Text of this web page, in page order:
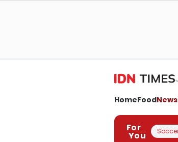
HomeFoodNews
For
You